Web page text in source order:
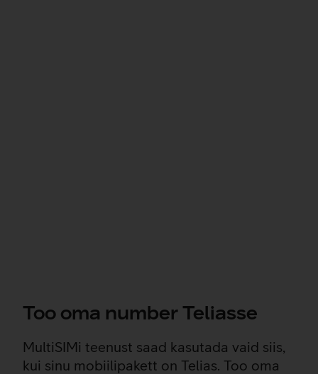
Too oma number Teliasse
MultiSIMi teenust saad kasutada vaid siis,
kui sinu mobiilipakett on Telias. Too oma